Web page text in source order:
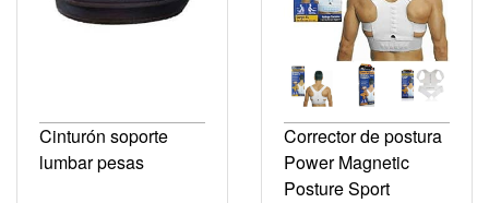
Cinturón soporte
lumbar pesas
Corrector de postura
Power Magnetic
Posture Sport